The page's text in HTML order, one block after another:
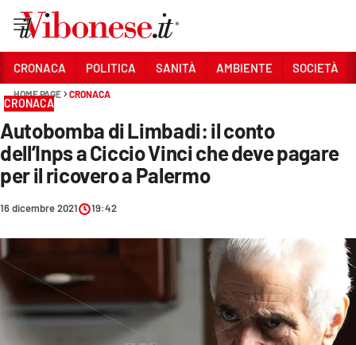
Sezioni
CRONACA
POLITICA
CULTURA
ECONOMIA E LAVORO
CRONACA POLITICA SANITÀ AMBIENTE SOCIETÀ
HOME PAGE CRONACA
CRONACA
Autobomba di Limbadi: il conto
dell’Inps a Ciccio Vinci che deve pagare
per il ricovero a Palermo
16 dicembre 2021 19:42